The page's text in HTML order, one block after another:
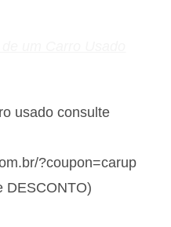
usado consulte
?coupon=carup
DESCONTO)